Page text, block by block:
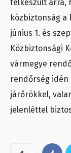
felkészült arra,
közbiztonság a
június 1. és
Közbiztonsági
vármegye
rendőrség idén
járőrökkel,
jelenléttel